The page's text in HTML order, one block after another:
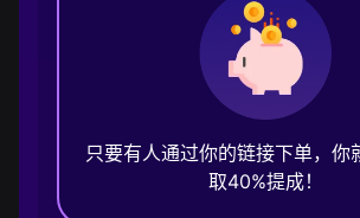
只要有人通过你的链接下单，你
取40%提成！